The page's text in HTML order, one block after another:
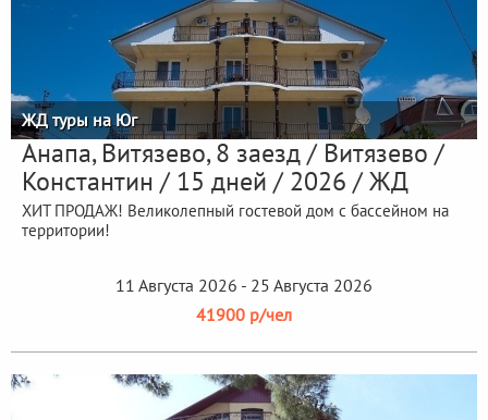
ЖД туры на Юг
Анапа, Витязево, 8 заезд / Витязево /
Константин / 15 дней / 2026 / ЖД
ХИТ ПРОДАЖ! Великолепный гостевой дом с бассейном на
территории!
11 Августа 2026 - 25 Августа 2026
41900 р/чел